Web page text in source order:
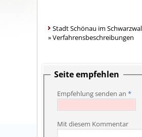
Stadt Schönau im
»Verfahrensbeschreibungen
Seite empfehlen
Empfehlung senden an *
Mit diesem Kommentar